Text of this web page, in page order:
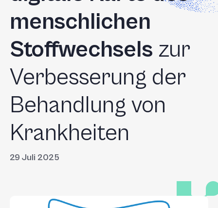
shortcut
activates
the
screen
help
you
navigate
interact
menschlichen
Stoffwechsels zur
Verbesserung der
Behandlung von
Krankheiten
29 Juli 2025